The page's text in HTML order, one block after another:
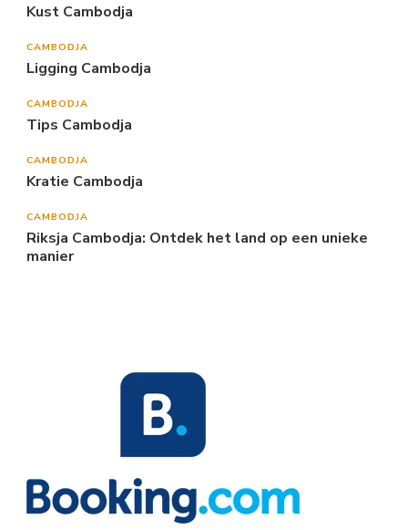
Kust Cambodja
CAMBODJA
Ligging Cambodja
CAMBODJA
Tips Cambodja
CAMBODJA
Kratie Cambodja
CAMBODJA
Riksja Cambodja: Ontdek het land op een unieke
manier